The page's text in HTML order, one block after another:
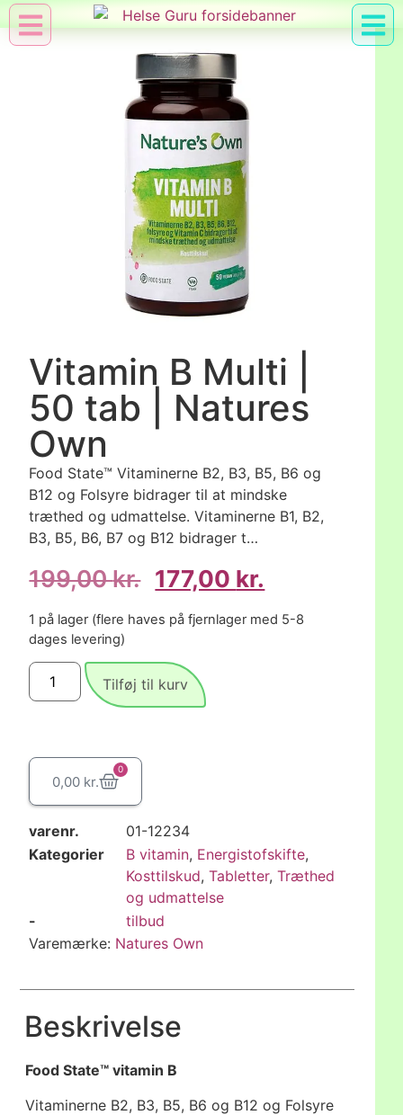
Vitamin B Multi |
50 tab | Natures
Own
Food State™ Vitaminerne B2, B3, B5, B6 og
B12 og Folsyre bidrager til at mindske
træthed og udmattelse. Vitaminerne B1, B2,
B3, B5, B6, B7 og B12 bidrager t…
199,00kr. 177,00 kr.
1 på lager (flere haves på fjernlager med 5-8
dages levering)
Tilføj til kurv
0,00 kr.
0
varenr.
01-12234
Kategorier
B vitamin, Energistofskifte,
Kosttilskud,Tabletter,Træthed
og udmattelse
-
tilbud
Varemærke: Natures Own
Beskrivelse
Food State™ vitamin B
Vitaminerne B2, B3, B5, B6 og B12 og Folsyre